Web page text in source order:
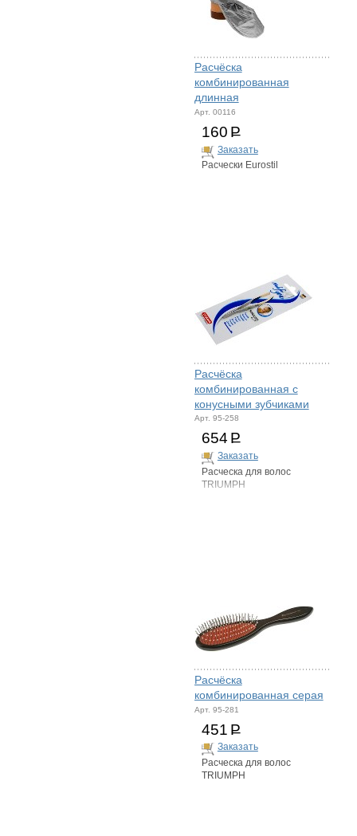
Расчёска
комбинированная
длинная
Арт. 00116
160 Р
Заказать
Расчески Eurostil
Расчёска
комбинированная с
конусными зубчиками
Арт. 95-258
654 Р
Заказать
Расческа для волос
TRIUMPH
Расчёска
комбинированная серая
Арт. 95-281
451 Р
Заказать
Расческа для волос
TRIUMPH